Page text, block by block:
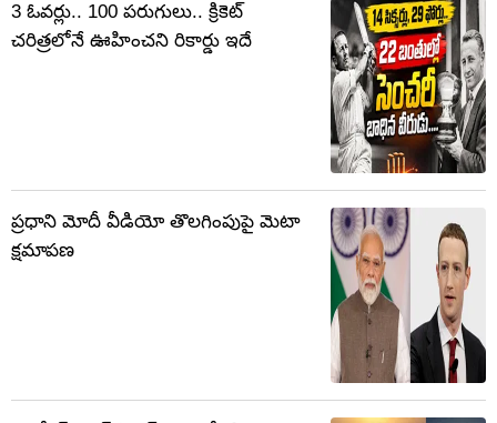
3 ఓవర్లు.. 100 పరుగులు.. క్రికెట్
చరిత్రలోనే ఊహించని రికార్డు ఇదే
ప్రధాని మోదీ వీడియో తొలగింపుపై మెటా
క్షమాపణ